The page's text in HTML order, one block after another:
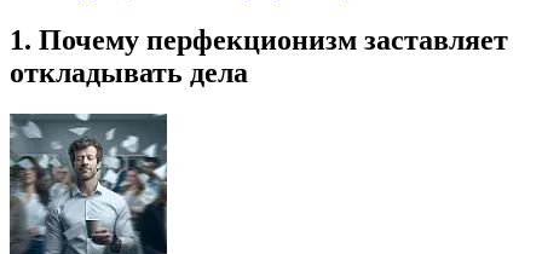
1. Почему перфекционизм заставляет
откладывать дела